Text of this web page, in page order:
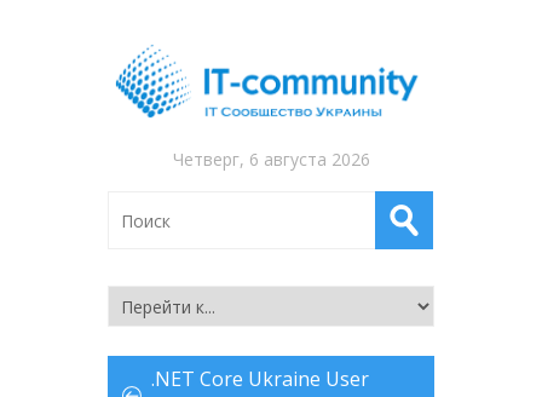
Четверг, 6 августа 2026
.NET Core Ukraine User